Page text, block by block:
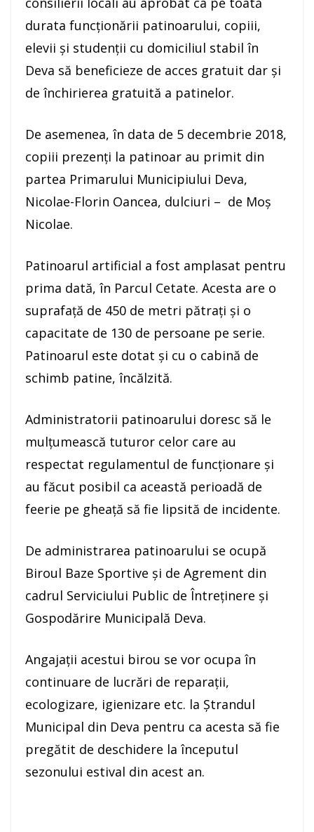
durata funcționării patinoarului, copiii,
elevii și studenții cu domiciliul stabil în
Deva să beneficieze de acces gratuit dar și
de închirierea gratuită a patinelor.
De asemenea, în data de 5 decembrie 2018,
copiii prezenți la patinoar au primit din
partea Primarului Municipiului Deva,
Nicolae-Florin Oancea, dulciuri – de Moș
Nicolae.
Patinoarul artificial a fost amplasat pentru
prima dată, în Parcul Cetate. Acesta are o
suprafață de 450 de metri pătrați și o
capacitate de 130 de persoane pe serie.
Patinoarul este dotat și cu o cabină de
schimb patine, încălzită.
Administratorii patinoarului doresc să le
mulțumească tuturor celor care au
respectat regulamentul de funcționare și
au făcut posibil ca această perioadă de
feerie pe gheață să fie lipsită de incidente.
De administrarea patinoarului se ocupă
Biroul Baze Sportive și de Agrement din
cadrul Serviciului Public de Întreținere și
Gospodărire Municipală Deva.
Angajații acestui birou se vor ocupa în
continuare de lucrări de reparații,
ecologizare, igienizare etc. la Ștrandul
Municipal din Deva pentru ca acesta să fie
pregătit de deschidere la începutul
sezonului estival din acest an.